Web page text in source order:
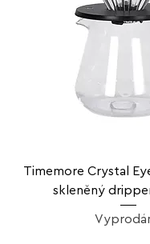
Timemore Crystal
skleněný